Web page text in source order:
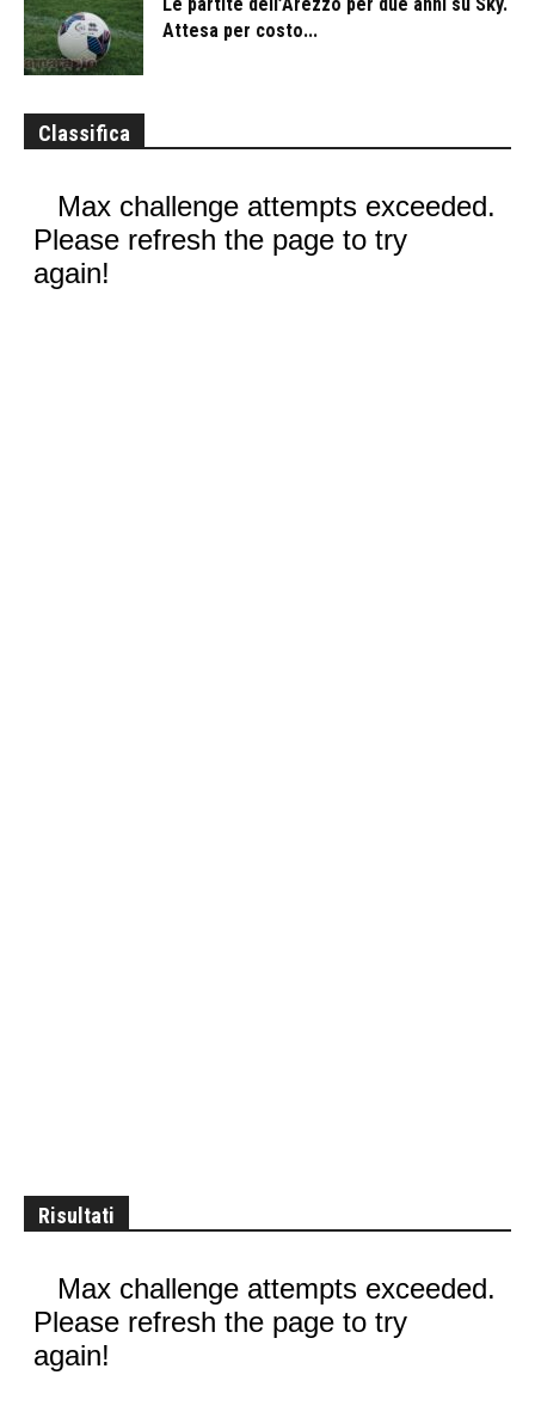
Attesa per costo...
Classifica
Risultati